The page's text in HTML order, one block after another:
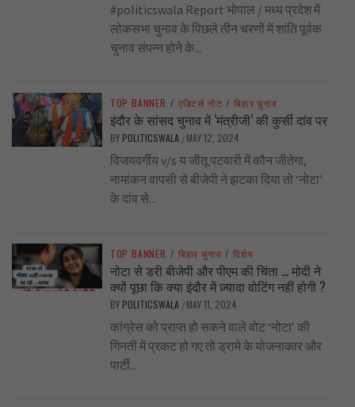
#politicswala Report भोपाल / मध्य प्रदेश में
लोकसभा चुनाव के पिछले तीन चरणों में शांति पूर्वक
चुनाव संपन्न होने के...
TOP BANNER / एडिटर्स नोट / बिहार चुनाव
इंदौर के सांसद चुनाव में ‘मंत्रीजी’ की कुर्सी दांव पर
BY POLITICSWALA / MAY 12, 2024
विजयवर्गीय v/s य जीतू पटवारी में कौन जीतेगा,
नामांकन वापसी से बीजेपी ने झटका दिया तो ‘नोटा’
के दांव से...
TOP BANNER / बिहार चुनाव / विशेष
नोटा से डरी बीजेपी और पीएम की चिंता … मोदी ने
क्यों पूछा कि क्या इंदौर में ज़्यादा वोटिंग नहीं होगी ?
BY POLITICSWALA / MAY 11, 2024
कांग्रेस को प्राप्त हो सकने वाले वोट ‘नोटा’ की
गिनती में प्रकट हो गए तो ड्रामे के योजनाकार और
पार्टी...